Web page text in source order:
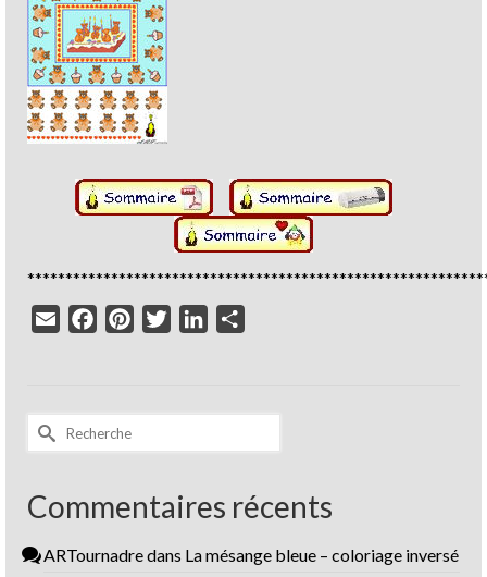
Email
FacebookPinterestTwitterLinkedIn
Rechercher :
Commentaires récents
ARTournadredans La mésange bleue – coloriage inversé